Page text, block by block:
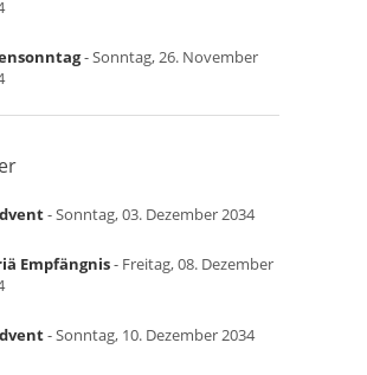
- Sonntag, 26. November
- Sonntag, 03. Dezember 2034
Empfängnis- Freitag, 08. Dezember
- Sonntag, 10. Dezember 2034